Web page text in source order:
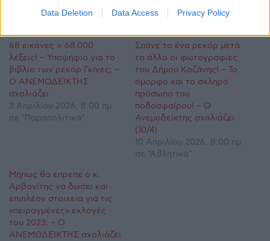
Data Deletion Data Access Privacy Policy
68 εικόνες = 68.000
λέξεις! – Υποψήφιο για το
βιβλίο των ρεκόρ Γκίνες; –
Ο ΑΝΕΜΟΔΕΙΚΤΗΣ
σχολιάζει
3 Απριλίου 2026, 8:00 πμ
σε "Παραπολιτικά"
Σπάνε το ένα ρεκόρ μετά
το άλλο οι φωτογραφίες
του Δήμου Κοζάνης! – Το
όμορφο και το σκληρό
πρόσωπο του
ποδοσφαίρου! – Ο
Ανεμοδείκτης σχολιάζει
(10/4)
10 Απριλίου 2026, 8:00 πμ
σε "Αθλητικά"
Μήπως θα έπρεπε ο κ.
Αρβανίτης να δώσει και
επιπλέον στοιχεία για τις
«πειραγμένες» εκλογές
του 2023; – Ο
ΑΝΕΜΟΔΕΙΚΤΗΣ σχολιάζει